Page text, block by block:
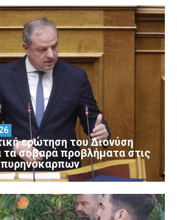
ερώτηση του Διονύση
τα σοβαρά προβλήματα στις
πυρηνόκαρπων